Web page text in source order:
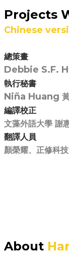
Projects
Chinese
總策畫
Debbie S.F.
執行秘書
Niña Huang
編譯校正
文藻外語大學 謝
翻譯人員
顏榮耀、正修科
About